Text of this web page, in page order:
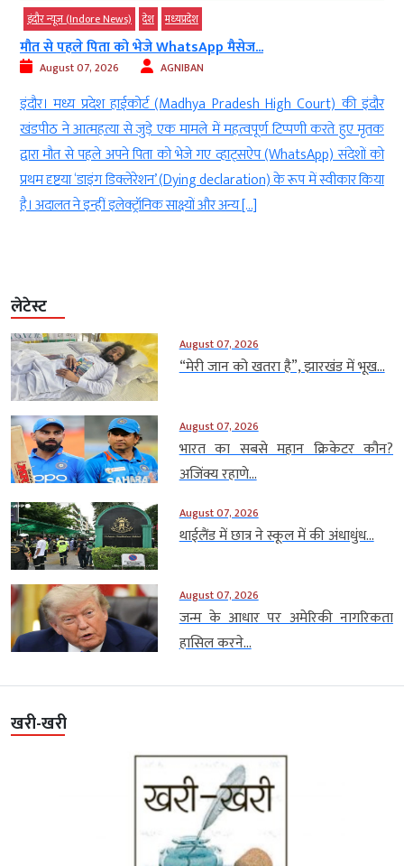
इंदौर न्यूज़ (Indore News) देश मध्‍यप्रदेश
मौत से पहले पिता को भेजे WhatsApp मैसेज...
August 07, 2026 AGNIBAN
इंदौर। मध्य प्रदेश हाईकोर्ट (Madhya Pradesh High Court) की इंदौर
खंडपीठ ने आत्महत्या से जुड़े एक मामले में महत्वपूर्ण टिप्पणी करते हुए मृतक
द्वारा मौत से पहले अपने पिता को भेजे गए व्हाट्सऐप (WhatsApp) संदेशों को
प्रथम दृष्टया ‘डाइंग डिक्लेरेशन’ (Dying declaration) के रूप में स्वीकार किया
है। अदालत ने इन्हीं इलेक्ट्रॉनिक साक्ष्यों और अन्य […]
लेटेस्ट
August 07, 2026
“मेरी जान को खतरा है”, झारखंड में भूख...
August 07, 2026
भारत का सबसे महान क्रिकेटर कौन?
अजिंक्य रहाणे...
August 07, 2026
थाईलैंड में छात्र ने स्कूल में की अंधाधुंध...
August 07, 2026
जन्म के आधार पर अमेरिकी नागरिकता
हासिल करने...
खरी-खरी